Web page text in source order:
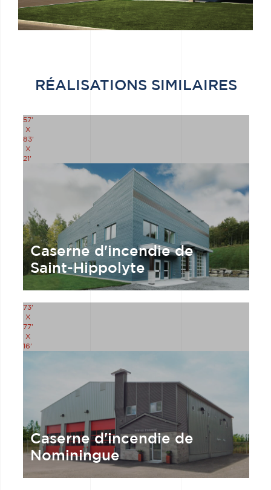
RÉALISATIONS SIMILAIRES
57'
X
83'
X
21'
Caserne d'incendie de
Saint-Hippolyte
73'
X
77'
X
16'
Caserne d'incendie de
Nominingue